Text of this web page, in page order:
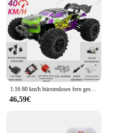
1:16 80 km/h bürstenloses fern gesteuertes Auto sg116pro/max Allradantrieb profession elles Rennen Offroad Drift Auto Fernbedienung Spielzeug
46,59€